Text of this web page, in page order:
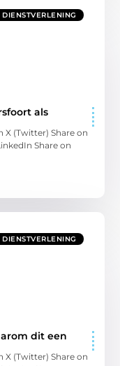
als
X (Twitter) Share on
Share on
dit een
X (Twitter) Share on